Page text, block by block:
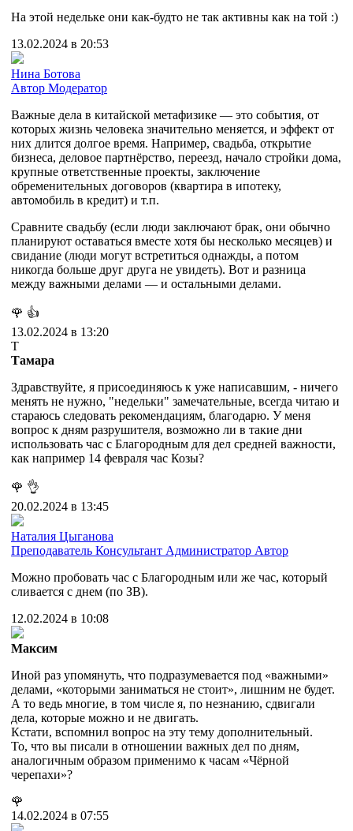
На этой недельке они как-будто не так активны как на той :)
13.02.2024 в 20:53
Нина Ботова
Автор Модератор
Важные дела в китайской метафизике — это события, от
которых жизнь человека значительно меняется, и эффект от
них длится долгое время. Например, свадьба, открытие
бизнеса, деловое партнёрство, переезд, начало стройки дома,
крупные ответственные проекты, заключение
обременительных договоров (квартира в ипотеку,
автомобиль в кредит) и т.п.
Сравните свадьбу (если люди заключают брак, они обычно
планируют оставаться вместе хотя бы несколько месяцев) и
свидание (люди могут встретиться однажды, а потом
никогда больше друг друга не увидеть). Вот и разница
между важными делами — и остальными делами.
🌹 👍
13.02.2024 в 13:20
Т
Тамара
Здравствуйте, я присоединяюсь к уже написавшим, - ничего
менять не нужно, "недельки" замечательные, всегда читаю и
стараюсь следовать рекомендациям, благодарю. У меня
вопрос к дням разрушителя, возможно ли в такие дни
использовать час с Благородным для дел средней важности,
как например 14 февраля час Козы?
🌹 👌
20.02.2024 в 13:45
Наталия Цыганова
Преподаватель Консультант Администратор Автор
Можно пробовать час с Благородным или же час, который
сливается с днем (по ЗВ).
12.02.2024 в 10:08
Максим
Иной раз упомянуть, что подразумевается под «важными»
делами, «которыми заниматься не стоит», лишним не будет.
А то ведь многие, в том числе я, по незнанию, сдвигали
дела, которые можно и не двигать.
Кстати, вспомнил вопрос на эту тему дополнительный.
То, что вы писали в отношении важных дел по дням,
аналогичным образом применимо к часам «Чёрной
черепахи»?
🌹
14.02.2024 в 07:55